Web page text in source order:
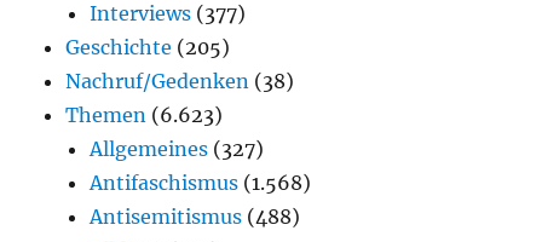
Interviews (377)
Geschichte (205)
Nachruf/Gedenken (38)
Themen (6.623)
Allgemeines (327)
Antifaschismus (1.568)
Antisemitismus (488)